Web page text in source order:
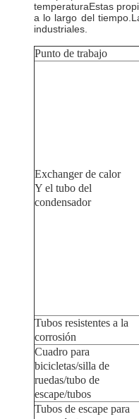
temperaturaEstas
a lo largo del
industriales.
Punto de trabajo
Exchanger de calor
Y el tubo del
condensador
Tubos resistentes a la
corrosión
Cuadro para
bicicletas/silla de
ruedas/tubo de
escape/tubos
Tubos de escape para